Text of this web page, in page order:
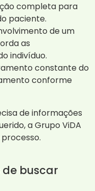
completa para
paciente.
de um
as
indivíduo.
constante do
conforme
de informações
a Grupo ViDA
de buscar